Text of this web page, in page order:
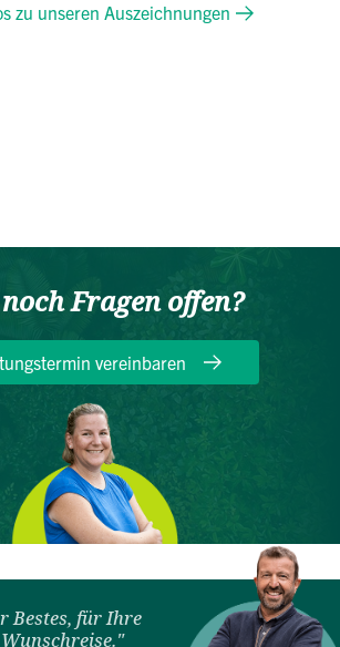
zu unseren Auszeichnungen
Fragen offen?
vereinbaren
Bestes, für Ihre